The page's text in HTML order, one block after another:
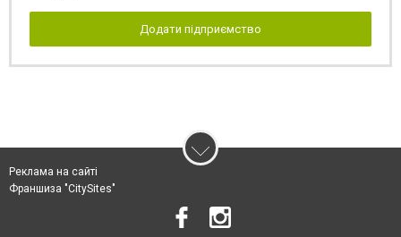
Додати підприємство
Реклама на сайті
Франшиза "CitySites"